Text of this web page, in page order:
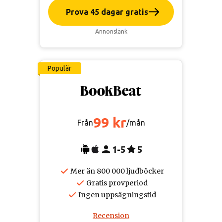
Prova 45 dagar gratis
Annonslänk
Populär
Från99 kr/mån
1-5 5
Mer än 800 000 ljudböcker
Gratis provperiod
Ingen uppsägningstid
Recension